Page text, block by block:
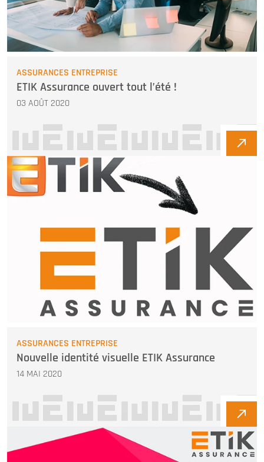
ASSURANCES ENTREPRISE
ETIK Assurance ouvert tout l’été !
03 AOÛT 2020
ASSURANCES ENTREPRISE
Nouvelle identité visuelle ETIK Assurance
14 MAI 2020